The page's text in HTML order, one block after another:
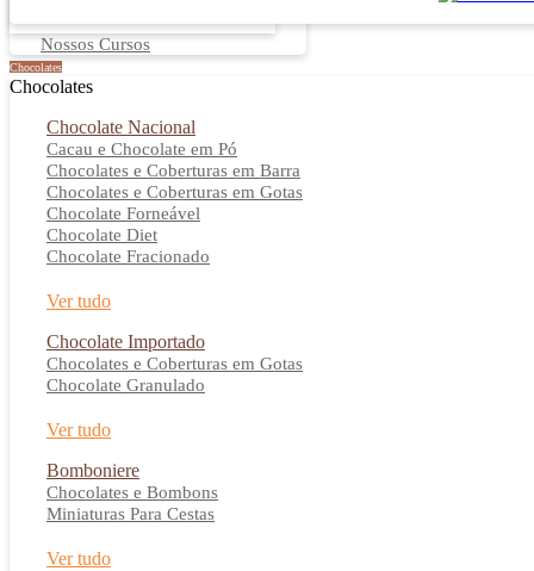
Nossos Cursos
Chocolates
Chocolates
Chocolate Nacional
Cacau e Chocolate em Pó
Chocolates e Coberturas em Barra
Chocolates e Coberturas em Gotas
Chocolate Forneável
Chocolate Diet
Chocolate Fracionado
Ver tudo
Chocolate Importado
Chocolates e Coberturas em Gotas
Chocolate Granulado
Ver tudo
Bomboniere
Chocolates e Bombons
Miniaturas Para Cestas
Ver tudo